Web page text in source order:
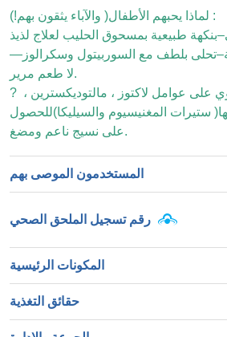
لماذا يحبهم الأطفال( والآباء يثقون بهم!)
:
بلطف مع السوربيتول وسكرالوز—
لا طعم مرير.
?️ سهل الهضم وآمن–يحتوي على عوامل لاكتوز ، مالتوديكسترين ،
( ستيرات المغنيسيوم والسيليكا)للحصول
على نسيج ناعم ومضغ.
المستخدمون الموصى بهم
رقم تسجيل الملحق الصحي
المكونات الرئيسية
حقائق التغذية